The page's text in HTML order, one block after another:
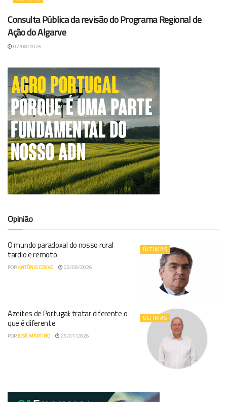
Consulta Pública da revisão do Programa Regional de
Ação do Algarve
07/08/2026
Opinião
ÚLTIMAS
O mundo paradoxal do nosso rural
tardio e remoto
PORANTÓNIO COVAS 02/08/2026
ÚLTIMAS
Azeites de Portugal: tratar diferente o
que é diferente
PORJOSÉ MARTINO 26/07/2026